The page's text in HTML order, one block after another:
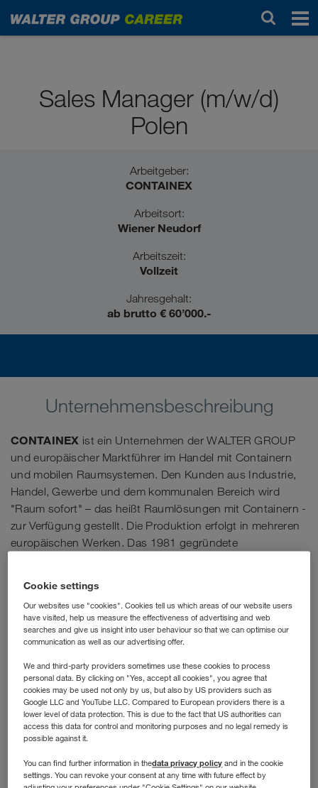
Professionals / Berufserfahrene
Sales Manager (m/w/d)
Polen
Arbeitgeber:
CONTAINEX
Arbeitsort:
Wiener Neudorf
Arbeitszeit:
Vollzeit
Jahresgehalt:
ab brutto € 60’000.-
Unternehmensbeschreibung
CONTAINEX ist ein Unternehmen der WALTER GROUP
und europäischer Marktführer im Handel mit Containern
und mobilen Raumsystemen. Den Kunden aus Industrie,
Handel, Gewerbe und dem kommunalen Bereich wird
"Raum sofort" – das heißt Raumlösungen mit Containern -
zur Verfügung gestellt. Die Produktion erfolgt in mehreren
europäischen Werken. Das 1981 gegründete
Expansionsgeist.
Im Sales Management bist du überall dort zur Stelle, wo
schnell und unkompliziert Raum gefragt ist. Du arbeitest
namhaften „Global Playern“. Und das im jeweiligen
Verkaufsgebiet innerhalb Polens.
Cookie settings
Our websites use "cookies". Cookies tell us which areas of our website users
have visited, help us measure the effectiveness of advertising and web
searches and give us insight into user behaviour so that we can optimise our
communication as well as our advertising offer.
We and third-party providers sometimes use these cookies to process
personal data. By clicking on "Yes, accept all cookies", you agree that
cookies may be used not only by us, but also by US providers such as
Google LLC and YouTube LLC. Compared to European providers there is a
lower level of data protection. This is due to the fact that US authorities can
access this data for control and monitoring purposes and no legal remedy is
possible against it.
You can find further information in thedata privacy policy and in the cookie
settings. You can revoke your consent at any time with future effect by